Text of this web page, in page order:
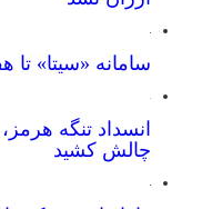
سامانه «سیتا»
انسداد تنگه
چالش کشید